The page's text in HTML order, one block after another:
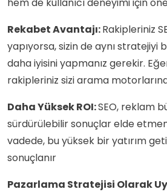
Rekabet Avantajı:Rakipleriniz
yapıyorsa, sizin de aynı stratejiyi
daha iyisini yapmanız gerekir.
rakipleriniz sizi arama
Daha Yüksek ROI:SEO, reklam
sürdürülebilir sonuçlar elde
vadede, bu yüksek bir yatırım
sonuçlanır
Pazarlama Stratejisi Olarak